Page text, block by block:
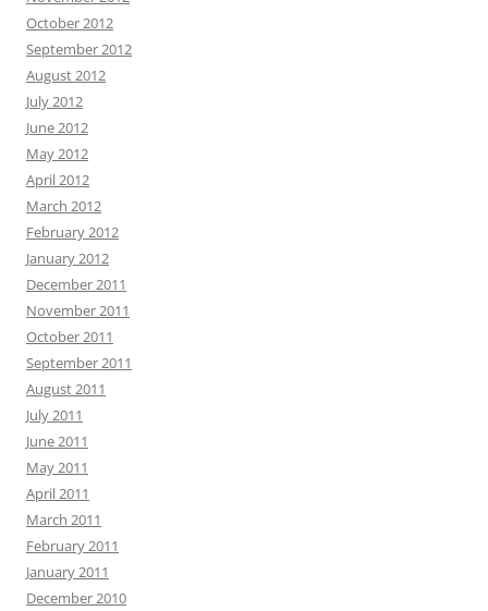
October 2012
September 2012
August 2012
July 2012
June 2012
May 2012
April 2012
March 2012
February 2012
January 2012
December 2011
November 2011
October 2011
September 2011
August 2011
July 2011
June 2011
May 2011
April 2011
March 2011
February 2011
January 2011
December 2010